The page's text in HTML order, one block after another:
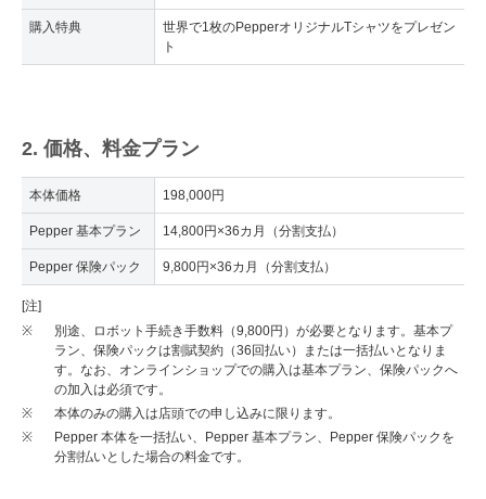
購入特典
世界で1枚のPepperオリジナルTシャツをプレゼン
ト
2. 価格、料金プラン
本体価格 198,000円
Pepper 基本プラン 14,800円×36カ月（分割支払）
Pepper 保険パック 9,800円×36カ月（分割支払）
[注]
※
別途、ロボット手続き手数料（9,800円）が必要となります。基本プ
ラン、保険パックは割賦契約（36回払い）または一括払いとなりま
す。なお、オンラインショップでの購入は基本プラン、保険パックへ
の加入は必須です。
※
本体のみの購入は店頭での申し込みに限ります。
※
Pepper 本体を一括払い、Pepper 基本プラン、Pepper 保険パックを
分割払いとした場合の料金です。